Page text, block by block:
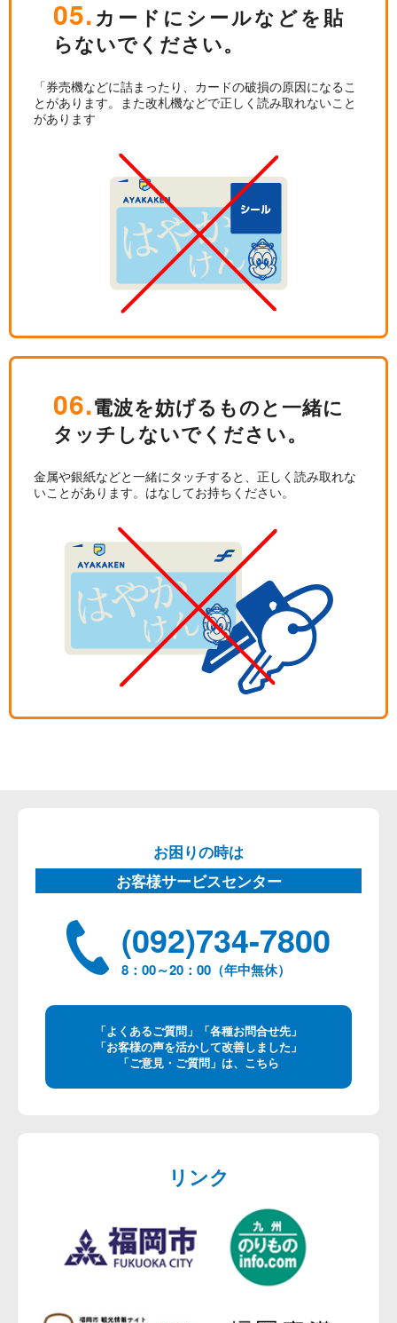
05.カードにシールなどを貼
らないでください。
「券売機などに詰まったり、カードの破損の原因になるこ
とがあります。また改札機などで正しく読み取れないこと
があります
06.電波を妨げるものと一緒に
タッチしないでください。
金属や銀紙などと一緒にタッチすると、正しく読み取れな
いことがあります。はなしてお持ちください。
お困りの時は
お客様サービスセンター
(092)734-7800
8：00～20：00（年中無休）
「よくあるご質問」「各種お問合せ先」
「お客様の声を活かして改善しました」
「ご意見・ご質問」は、こちら
リンク